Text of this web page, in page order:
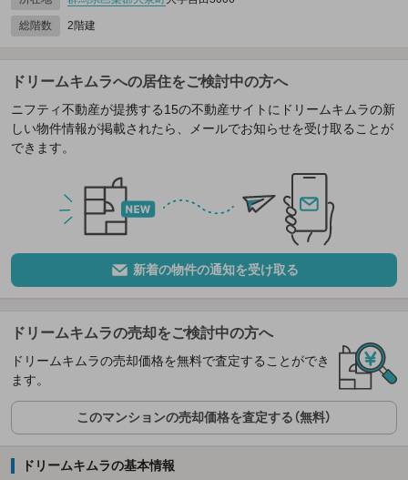
総階数 2階建
ドリームキムラへの居住をご検討中の方へ
ニフティ不動産が提携する15の不動産サイトにドリームキムラの新
しい物件情報が掲載されたら、メールでお知らせを受け取ることが
できます。
新着の物件の通知を受け取る
ドリームキムラの売却をご検討中の方へ
ドリームキムラの売却価格を無料で査定することができ
ます。
このマンションの売却価格を査定する（無料）
ドリームキムラの基本情報